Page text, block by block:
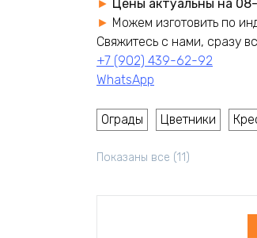
Цены актуальны на
Можем изготовить по
Cвяжитесь с нами, сразу
+7 (902) 439-62-92
WhatsApp
Ограды Цветники
Показаны все (11)